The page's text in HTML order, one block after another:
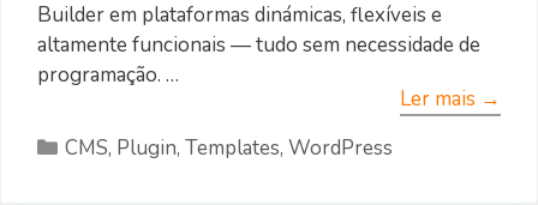
Builder em plataformas dinámicas, flexíveis e
altamente funcionais — tudo sem necessidade de
programação. …
Ler mais →
Categorias
CMS, Plugin,Templates,WordPress